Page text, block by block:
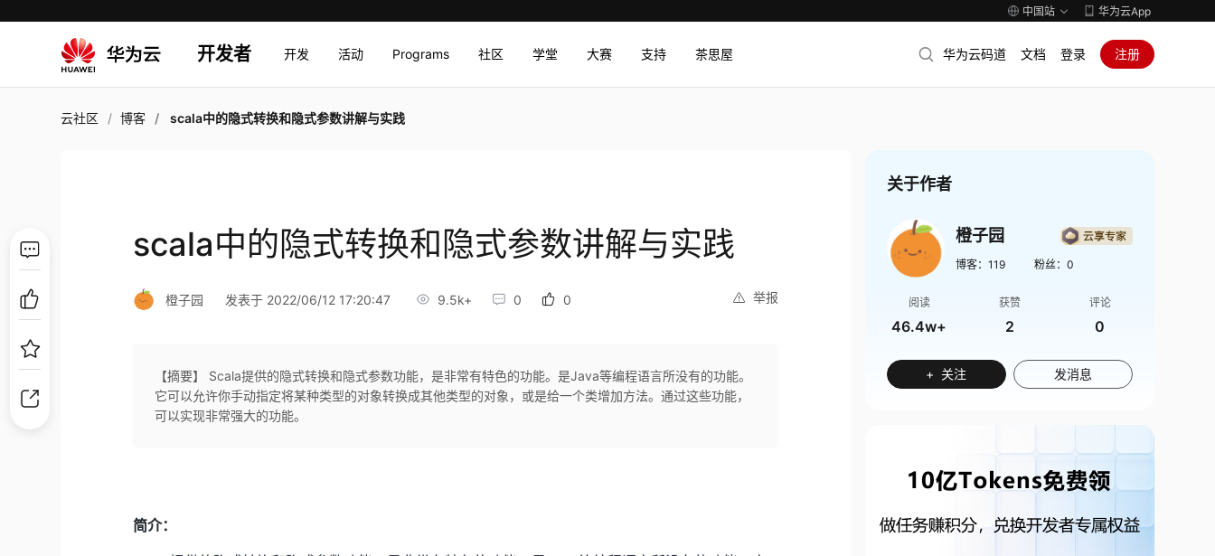
中国站 华为云App
开发者 开发 活动 Programs 社区 学堂 大赛 支持 茶思屋 华为云码道 文档 登录 注册
云社区 博客 scala中的隐式转换和隐式参数讲解与实践
scala中的隐式转换和隐式参数讲解与实践
举报
橙子园 发表于 2022/06/12 17:20:47 9.5k+ 0 0
【摘要】 Scala提供的隐式转换和隐式参数功能，是非常有特色的功能。是Java等编程语言所没有的功能。
它可以允许你手动指定将某种类型的对象转换成其他类型的对象，或是给一个类增加方法。通过这些功能，
可以实现非常强大的功能。
简介：
关于作者
橙子园
博客： 119 粉丝： 0
阅读
46.4w+
获赞
2
评论
0
+ 关注 发消息